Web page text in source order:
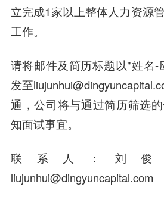
立完成1家以上整体人力资源
工作。
请将邮件及简历标题以"姓名-
发至
通，公司将与通过简历筛选
知面试事宜。
联系人：刘俊
liujunhui@dingyuncapital.com